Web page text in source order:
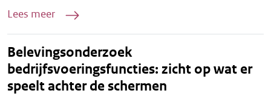
Lees meer
Belevingsonderzoek
bedrijfsvoeringsfuncties: zicht op wat er
speelt achter de schermen